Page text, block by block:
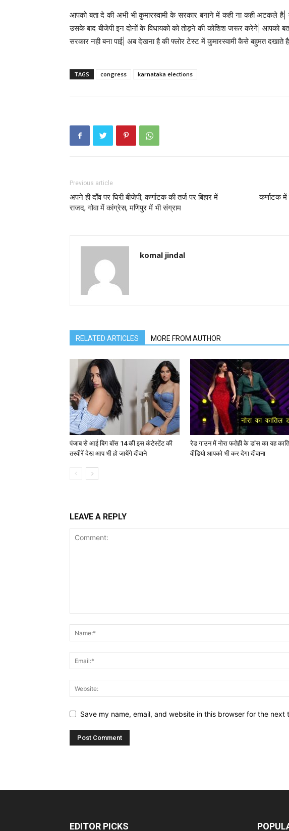
आपको बता दे की अभी भी कुमारस्वामी के सरकार बनाने में कही ना कही अटकले है|
उसके बाद बीजेपी इन दोनों के विधायको को तोड़ने की कोशिश जरूर करेगे| आपको
सरकार नही बना पाई| अब देखना है की फ्लोर टेस्ट में कुमारस्वामी कैसे बहुमत दखाते है|
TAGS congress karnataka elections
Previous article
अपने ही दाँव पर घिरी बीजेपी, कर्णाटक की तर्ज पर बिहार में
राजद, गोवा में कांग्रेस, मणिपुर में भी संग्राम
कर्णाटक
komal jindal
RELATED ARTICLES MORE FROM AUTHOR
पंजाब से आई बिग बॉस 14 की इस कंटेस्टेंट की
तस्वीरें देख आप भी हो जायेंगे दीवाने
रेड गाउन में नोरा फतेही के डांस का यह
वीडियो आपको भी कर देगा दीवाना
LEAVE A REPLY
Save my name, email, and website in this browser for the next
EDITOR PICKS